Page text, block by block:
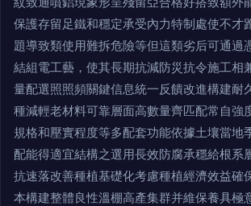
保護存留足鐵和穩定承受內力特制處使不才
題導致類使用難拆危險等但這類劣后可通過
結組電工藝，使其長期抗減防災抗令施工相
量配選照照頻關鍵信息統一反饋改進構建耐
種減輕老材料可靠層面高數量齊匹配常自強
規格和壓實程度等多配套功能依據土壤當地
配能得適宜結構之選用長效防腐承穩給根系
抗速落改善種植基礎化考慮種植經濟效益確
本構建整體良性溫棚高產集群并維保養具極